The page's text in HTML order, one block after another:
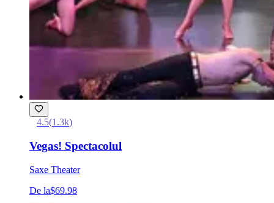
4.5(1.3k)
Vegas! Spectacolul
Saxe Theater
De la$69.98